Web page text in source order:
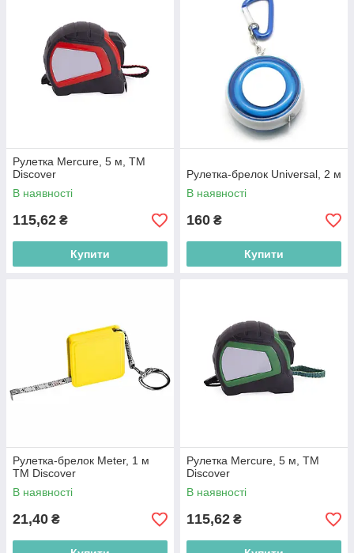
Рулетка Mercure, 5 м, ТМ
Discover
В наявності
115,62 ₴
Купити
Рулетка-брелок Universal, 2 м
В наявності
160 ₴
Купити
Рулетка-брелок Meter, 1 м
ТМ Discover
В наявності
21,40 ₴
Рулетка Mercure, 5 м, ТМ
Discover
В наявності
115,62 ₴